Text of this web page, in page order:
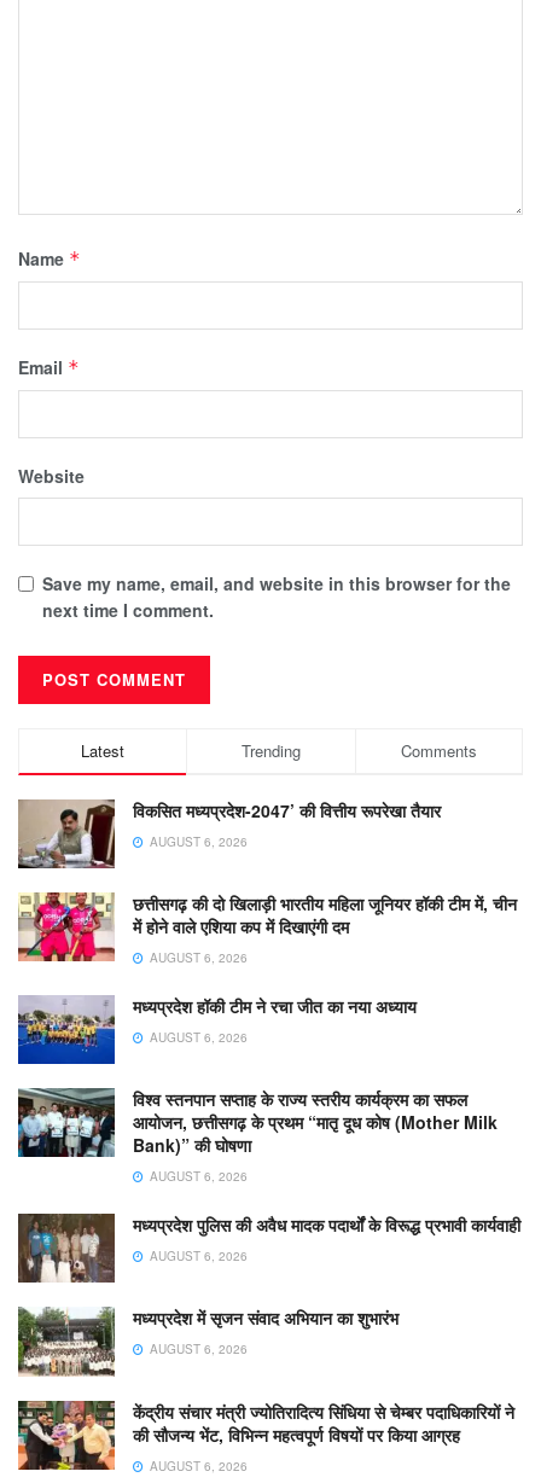
Name *
Email *
Website
Save my name, email, and website in this browser for the
next time I comment.
Latest Trending Comments
विकसित मध्यप्रदेश-2047’ की वित्तीय रूपरेखा तैयार
AUGUST 6, 2026
छत्तीसगढ़ की दो खिलाड़ी भारतीय महिला जूनियर हॉकी टीम में, चीन
में होने वाले एशिया कप में दिखाएंगी दम
AUGUST 6, 2026
मध्यप्रदेश हॉकी टीम ने रचा जीत का नया अध्याय
AUGUST 6, 2026
विश्व स्तनपान सप्ताह के राज्य स्तरीय कार्यक्रम का सफल
आयोजन, छत्तीसगढ़ के प्रथम “मातृ दूध कोष (Mother Milk
Bank)” की घोषणा
AUGUST 6, 2026
मध्यप्रदेश पुलिस की अवैध मादक पदार्थों के विरूद्ध प्रभावी कार्यवाही
AUGUST 6, 2026
मध्यप्रदेश में सृजन संवाद अभियान का शुभारंभ
AUGUST 6, 2026
केंद्रीय संचार मंत्री ज्योतिरादित्य सिंधिया से चेम्बर पदाधिकारियों ने
की सौजन्य भेंट, विभिन्न महत्वपूर्ण विषयों पर किया आग्रह
AUGUST 6, 2026